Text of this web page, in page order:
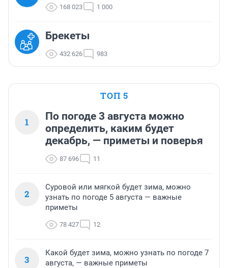
168 023 1 000
Брекеты
432 626 983
ТОП 5
1
По погоде 3 августа можно
определить, каким будет
декабрь, — приметы и поверья
87 696 11
2
Суровой или мягкой будет зима, можно
узнать по погоде 5 августа — важные
приметы
78 427 12
3
Какой будет зима, можно узнать по погоде 7
августа, — важные приметы